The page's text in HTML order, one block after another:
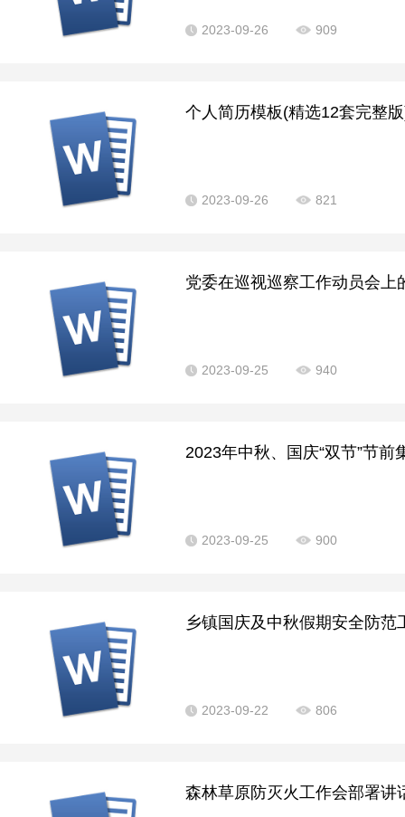
2023-09-26 909
个人简历模板(精选12套完整
2023-09-26 821
党委在巡视巡察工作动员会上
2023-09-25 940
2023年中秋、国庆“双节”节
2023-09-25 900
乡镇国庆及中秋假期安全防范
2023-09-22 806
森林草原防灭火工作会部署讲